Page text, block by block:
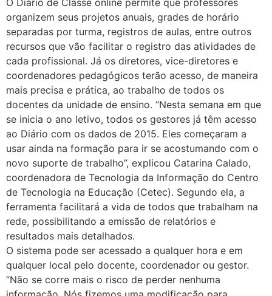
O Diário de Classe online permite que professores
organizem seus projetos anuais, grades de horário
separadas por turma, registros de aulas, entre outros
recursos que vão facilitar o registro das atividades de
cada profissional. Já os diretores, vice-diretores e
coordenadores pedagógicos terão acesso, de maneira
mais precisa e prática, ao trabalho de todos os
docentes da unidade de ensino. “Nesta semana em que
se inicia o ano letivo, todos os gestores já têm acesso
ao Diário com os dados de 2015. Eles começaram a
usar ainda na formação para ir se acostumando com o
novo suporte de trabalho”, explicou Catarina Calado,
coordenadora de Tecnologia da Informação do Centro
de Tecnologia na Educação (Cetec). Segundo ela, a
ferramenta facilitará a vida de todos que trabalham na
rede, possibilitando a emissão de relatórios e
resultados mais detalhados.
O sistema pode ser acessado a qualquer hora e em
qualquer local pelo docente, coordenador ou gestor.
“Não se corre mais o risco de perder nenhuma